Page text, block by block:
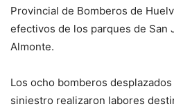
Provincial de Bomberos de
efectivos de los parques de San
Almonte.
Los ocho bomberos
siniestro realizaron labores